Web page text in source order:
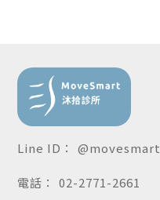
@movesmart
02-2771-2661